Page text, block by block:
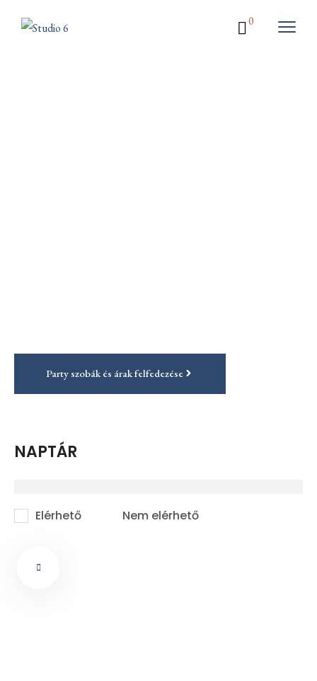
0
Party szobák és árak felfedezése
NAPTÁR
Elérhető Nem elérhető